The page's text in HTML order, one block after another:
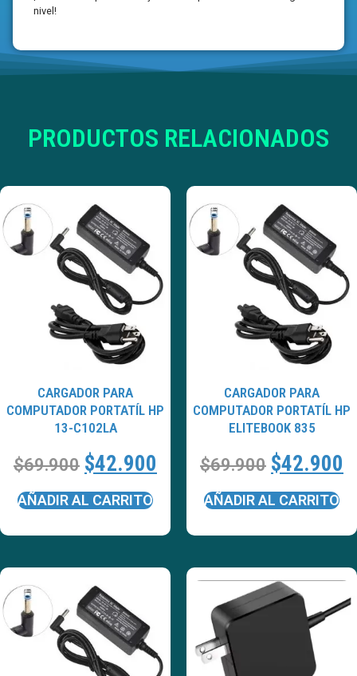
nivel!
PRODUCTOS RELACIONADOS
CARGADOR PARA
COMPUTADOR PORTATÍL HP
13-C102LA
$69.900 $42.900
AÑADIR AL CARRITO
CARGADOR PARA
COMPUTADOR PORTATÍL HP
ELITEBOOK 835
$69.900 $42.900
AÑADIR AL CARRITO